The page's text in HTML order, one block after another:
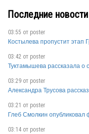
Последние новости
03:55 от poster
Костылева пропустит этап
03:42 от poster
Туктамышева рассказала о
03:29 от poster
Александра Трусова
03:21 от poster
Глеб Смолкин опубликовал
03:14 от poster